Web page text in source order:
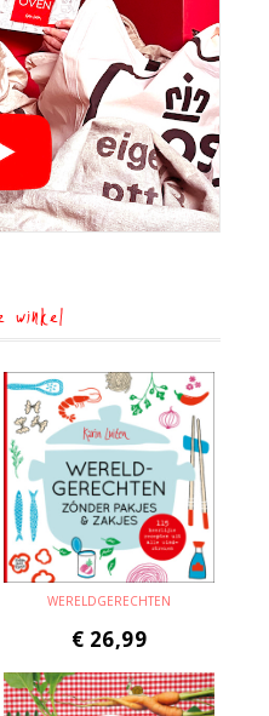
winkel
WERELDGERECHTEN
€ 26,99